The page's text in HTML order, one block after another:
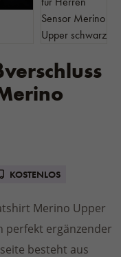
KOSTENLOS
Merino Upper
perfekt ergänzender
besteht aus